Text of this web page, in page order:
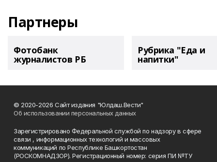
Партнеры
Фотобанк
журналистов РБ
Рубрика "Еда и
напитки"
© 2020-2026 Сайт издания "Юлдаш.Вести"
Об использовании персональных данных
Зарегистрировано Федеральной службой по надзору в сфере
связи , информационных технологий и массовых
коммуникаций по Республике Башкортостан
(РОСКОМНАДЗОР). Регистрационный номер: серия ПИ №ТУ